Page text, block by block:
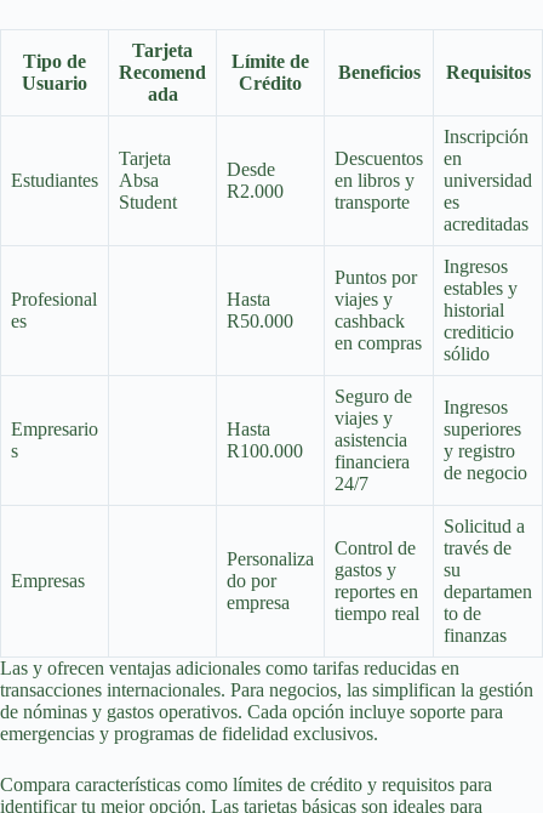
Tipo de
Usuario
Tarjeta
Recomend
ada
Límite de
Crédito
Beneficios Requisitos
Estudiantes
Tarjeta
Absa
Student
Desde
R2.000
Descuentos
en libros y
transporte
Inscripción
en
universidad
es
acreditadas
Profesional
es
Hasta
R50.000
Puntos por
viajes y
cashback
en compras
Ingresos
estables y
historial
crediticio
sólido
Empresario
s
Hasta
R100.000
Seguro de
viajes y
asistencia
financiera
24/7
Ingresos
superiores
y registro
de negocio
Empresas
Personaliza
do por
empresa
Control de
gastos y
reportes en
tiempo real
Solicitud a
través de
su
departamen
to de
finanzas
Las y ofrecen ventajas adicionales como tarifas reducidas en
transacciones internacionales. Para negocios, las simplifican la gestión
de nóminas y gastos operativos. Cada opción incluye soporte para
emergencias y programas de fidelidad exclusivos.
Compara características como límites de crédito y requisitos para
identificar tu mejor opción. Las tarjetas básicas son ideales para